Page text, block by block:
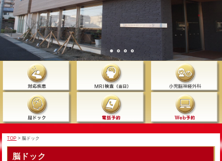
TOP > 脳ドック
脳ドック